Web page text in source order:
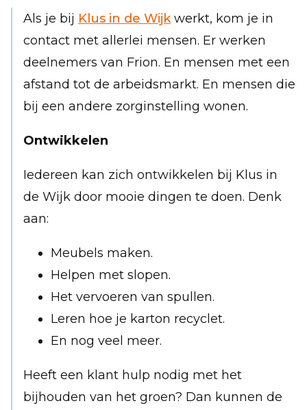
Als je bij Klus in de Wijkwerkt, kom je in
contact met allerlei mensen. Er werken
deelnemers van Frion. En mensen met een
afstand tot de arbeidsmarkt. En mensen die
bij een andere zorginstelling wonen.
Ontwikkelen
Iedereen kan zich ontwikkelen bij Klus in
de Wijk door mooie dingen te doen. Denk
aan:
Meubels maken.
Helpen met slopen.
Het vervoeren van spullen.
Leren hoe je karton recyclet.
En nog veel meer.
Heeft een klant hulp nodig met het
bijhouden van het groen? Dan kunnen de